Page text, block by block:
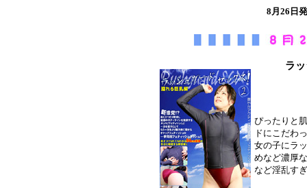
8月26日
ラ
ぴったりと
ドにこだわ
女の子にラ
めなど濃厚
など淫乱す